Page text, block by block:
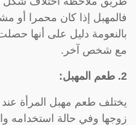
فالمهبل إذا كان محمرا أو
بالنعومة دليل على أنها
مع شخص آخر.
2. طعم المهبل:
يختلف طعم مهبل المرأة
زوجها وفي حالة استخدامه